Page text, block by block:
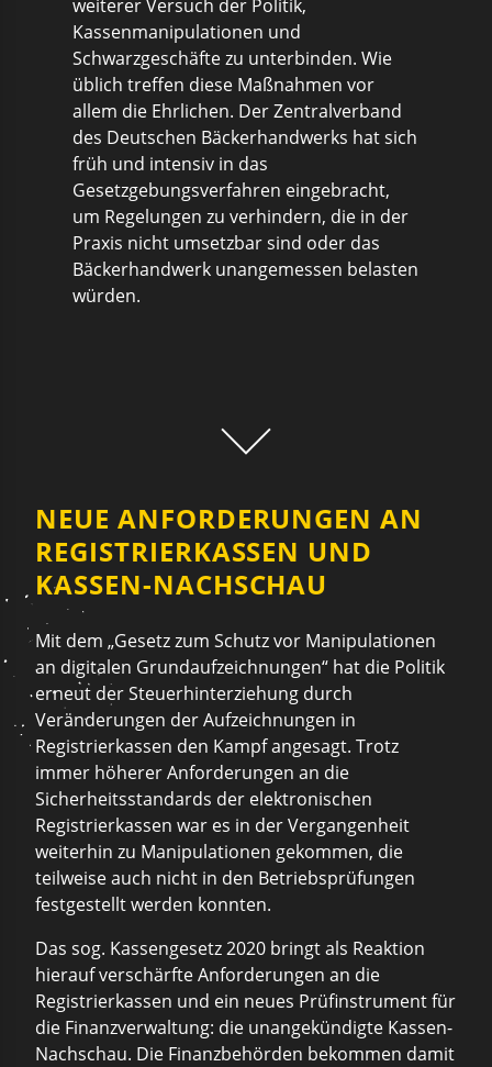
weiterer Versuch der Politik,
Kassenmanipulationen und
Schwarzgeschäfte zu unterbinden. Wie
üblich treffen diese Maßnahmen vor
allem die Ehrlichen. Der Zentralverband
des Deutschen Bäckerhandwerks hat sich
früh und intensiv in das
Gesetzgebungsverfahren eingebracht,
um Regelungen zu verhindern, die in der
Praxis nicht umsetzbar sind oder das
Bäckerhandwerk unangemessen belasten
würden.
NEUE ANFORDERUNGEN AN
REGISTRIERKASSEN UND
KASSEN-NACHSCHAU
Mit dem „Gesetz zum Schutz vor Manipulationen
an digitalen Grundaufzeichnungen“ hat die Politik
erneut der Steuerhinterziehung durch
Veränderungen der Aufzeichnungen in
Registrierkassen den Kampf angesagt. Trotz
immer höherer Anforderungen an die
Sicherheitsstandards der elektronischen
Registrierkassen war es in der Vergangenheit
weiterhin zu Manipulationen gekommen, die
teilweise auch nicht in den Betriebsprüfungen
festgestellt werden konnten.
Das sog. Kassengesetz 2020 bringt als Reaktion
hierauf verschärfte Anforderungen an die
Registrierkassen und ein neues Prüfinstrument für
die Finanzverwaltung: die unangekündigte Kassen-
Nachschau. Die Finanzbehörden bekommen damit